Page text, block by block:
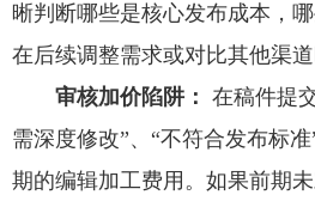
晰判断哪些是核心发布成本，
在后续调整需求或对比其他渠道
审核加价陷阱： 在稿件提
需深度修改”、“不符合发布标
期的编辑加工费用。如果前期